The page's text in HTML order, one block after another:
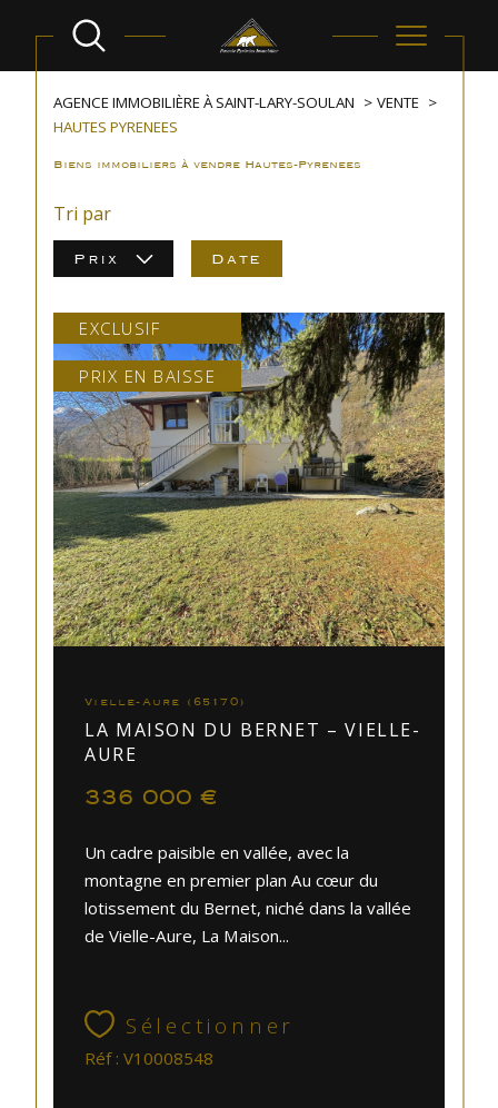
AGENCE IMMOBILIÈRE À SAINT-LARY-SOULAN
VENTE
HAUTES PYRENEES
Biens immobiliers à vendre Hautes-Pyrenees
Tri par
Prix Date
Vielle-Aure (65170)
LA MAISON DU BERNET – VIELLE-
AURE
336 000 €
Un cadre paisible en vallée, avec la
montagne en premier plan Au cœur du
lotissement du Bernet, niché dans la vallée
de Vielle-Aure, La Maison...
Sélectionner
Réf : V10008548
EXCLUSIF
PRIX EN BAISSE